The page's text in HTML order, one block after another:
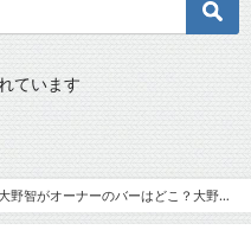
ています
野智がオーナーのバーはどこ？大野智